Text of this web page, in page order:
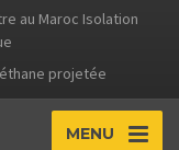
au Maroc Isolation
projetée
MENU